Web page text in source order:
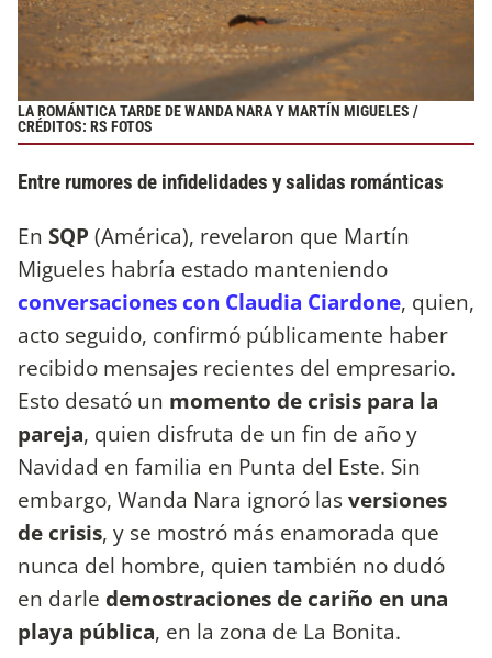
LA ROMÁNTICA TARDE DE WANDA NARA Y MARTÍN MIGUELES /
CRÉDITOS: RS FOTOS
Entre rumores de infidelidades y salidas románticas
En SQP (América), revelaron que Martín
Migueles habría estado manteniendo
conversaciones con Claudia Ciardone, quien,
acto seguido, confirmó públicamente haber
recibido mensajes recientes del empresario.
Esto desató un momento de crisis para la
pareja, quien disfruta de un fin de año y
Navidad en familia en Punta del Este. Sin
embargo, Wanda Nara ignoró lasversiones
de crisis, y se mostró más enamorada que
nunca del hombre, quien también no dudó
en darle demostraciones de cariño en una
playa pública, en la zona de La Bonita.